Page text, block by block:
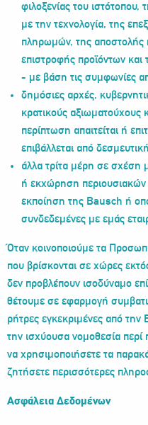
φιλοξενίας του
με την τεχνολογία, της
πληρωμών, της αποστολής
επιστροφής προϊόντων και
- με βάση τις συμφωνίες
δημόσιες αρχές,
κρατικούς αξιωματούχους
περίπτωση απαιτείται ή
επιβάλλεται από
άλλα τρίτα μέρη σε σχέση
ή εκχώρηση
εκποίηση της Bausch ή
συνδεδεμένες με εμάς
Όταν κοινοποιούμε τα
που βρίσκονται σε χώρες
δεν προβλέπουν ισοδύναμο
θέτουμε σε εφαρμογή
ρήτρες εγκεκριμένες από
την ισχύουσα νομοθεσία
να χρησιμοποιήσετε τα
ζητήσετε περισσότερες
Ασφάλεια Δεδομένων